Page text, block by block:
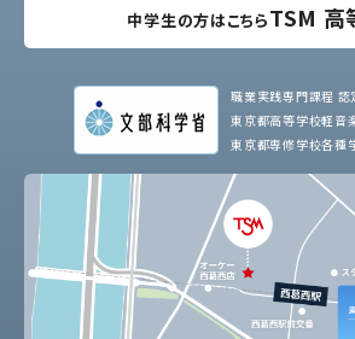
中学生の方はこちらTSM 高
職業実践専門課程 認
東京都高等学校軽音
東京都専修学校各種